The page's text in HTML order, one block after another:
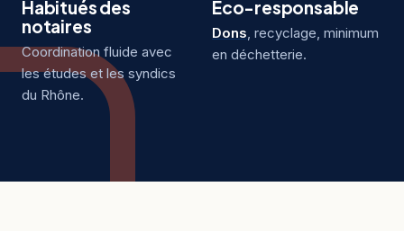
Habitués des
notaires
Coordination fluide avec
les études et les syndics
du Rhône.
Éco-responsable
Dons, recyclage, minimum
en déchetterie.